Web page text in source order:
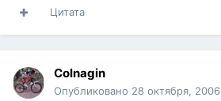
Цитата
Colnagin
Опубликовано 28 октября, 2006